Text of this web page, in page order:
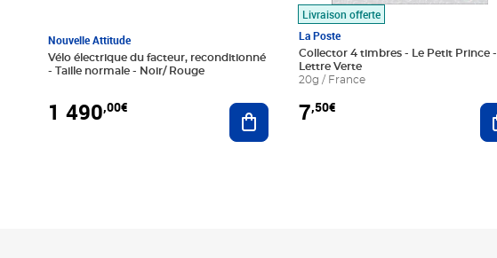
Nouvelle Attitude
Vélo électrique du facteur, reconditionné
- Taille normale - Noir/ Rouge
1 490,00€ Ajouter au panier
Livraison offerte
La Poste
Collector 4 timbres - Le Petit Prince -
Lettre Verte
20g / France
7,50€